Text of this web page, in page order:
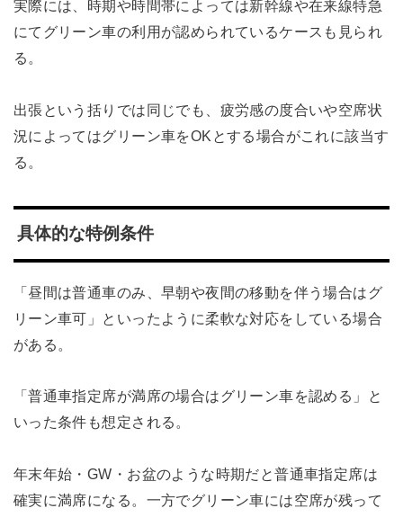
実際には、時期や時間帯によっては新幹線や在来線特急
にてグリーン車の利用が認められているケースも見られ
る。
出張という括りでは同じでも、疲労感の度合いや空席状
況によってはグリーン車をOKとする場合がこれに該当す
る。
具体的な特例条件
「昼間は普通車のみ、早朝や夜間の移動を伴う場合はグ
リーン車可」といったように柔軟な対応をしている場合
がある。
「普通車指定席が満席の場合はグリーン車を認める」と
いった条件も想定される。
年末年始・GW・お盆のような時期だと普通車指定席は
確実に満席になる。一方でグリーン車には空席が残って